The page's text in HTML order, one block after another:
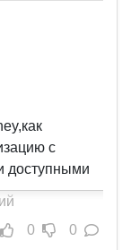
с
доступными
0 0